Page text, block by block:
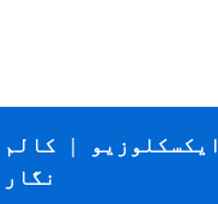
کالم
نگار
| ایکسکلوزیو